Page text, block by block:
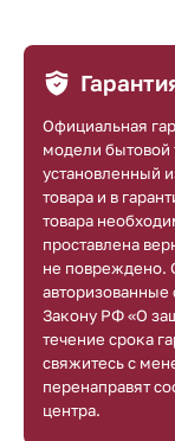
Официальная
модели бытовой
установленный
товара и в
товара
проставлена
не повреждено.
авторизованные
Закону РФ «О
течение срока
свяжитесь с
перенаправят
центра.